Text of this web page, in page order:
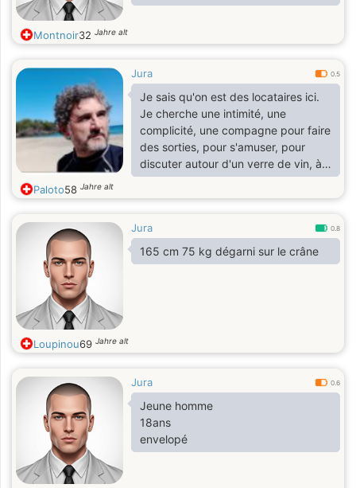
Montnoir32 Jahre alt
Jura 0.5
Je sais qu'on est des locataires ici.
Je cherche une intimité, une
complicité, une compagne pour faire
des sorties, pour s'amuser, pour
discuter autour d'un verre de vin, à
la lumière d'une bougie dans un
refuge ou aller loin, faire la voile,
tout simplement le debout, après, je
ne sais plus.
Paloto58 Jahre alt
Jura 0.8
165 cm 75 kg dégarni sur le crâne
Loupinou69 Jahre alt
Jura 0.6
Jeune homme
18ans
envelopé